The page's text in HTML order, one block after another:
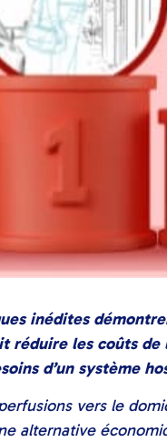
inédites
réduire les coûts
d’un système
vers le
alternative